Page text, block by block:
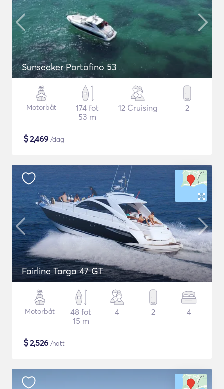
Sunseeker Portofino 53
Motorbåt
174 fot
53 m
12 Cruising 2
$2,469 /dag
Fairline Targa 47 GT
Motorbåt
48 fot
15 m
4 2 4
$2,526 /natt